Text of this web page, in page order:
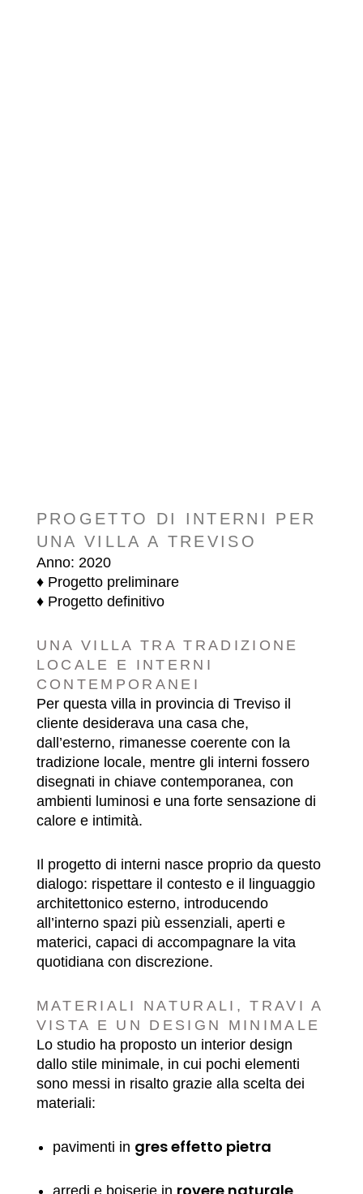
PROGETTO DI INTERNI PER
UNA VILLA A TREVISO
Anno: 2020
♦ Progetto preliminare
♦ Progetto definitivo
UNA VILLA TRA TRADIZIONE
LOCALE E INTERNI
CONTEMPORANEI
Per questa villa in provincia di Treviso il
cliente desiderava una casa che,
dall’esterno, rimanesse coerente con la
tradizione locale, mentre gli interni fossero
disegnati in chiave contemporanea, con
ambienti luminosi e una forte sensazione di
calore e intimità.
Il progetto di interni nasce proprio da questo
dialogo: rispettare il contesto e il linguaggio
architettonico esterno, introducendo
all’interno spazi più essenziali, aperti e
materici, capaci di accompagnare la vita
quotidiana con discrezione.
MATERIALI NATURALI, TRAVI A
VISTA E UN DESIGN MINIMALE
Lo studio ha proposto un interior design
dallo stile minimale, in cui pochi elementi
sono messi in risalto grazie alla scelta dei
materiali:
pavimenti in gres effetto pietra